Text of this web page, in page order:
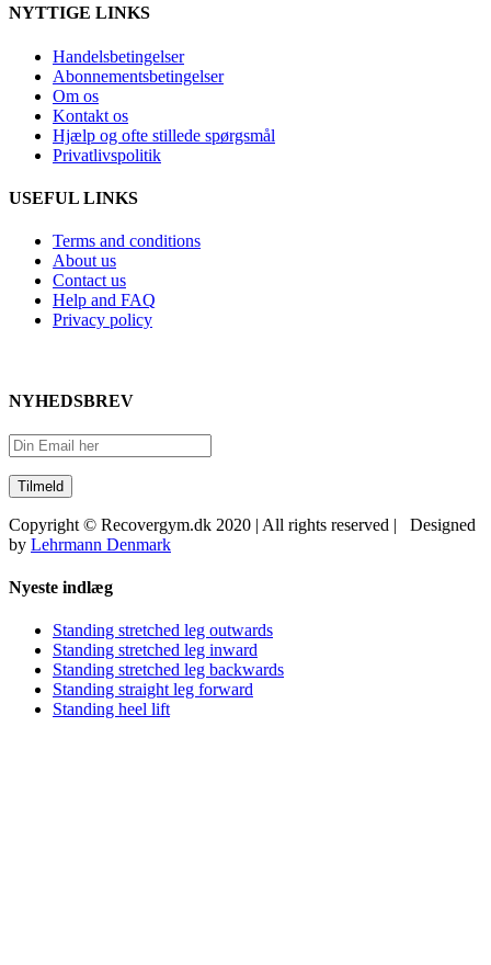
NYTTIGE LINKS
Handelsbetingelser
Abonnementsbetingelser
Om os
Kontakt os
Hjælp og ofte stillede spørgsmål
Privatlivspolitik
USEFUL LINKS
Terms and conditions
About us
Contact us
Help and FAQ
Privacy policy
NYHEDSBREV
Copyright © Recovergym.dk 2020 | All rights reserved | Designed
by Lehrmann Denmark
Close
Area
Nyeste indlæg
Standing stretched leg outwards
Standing stretched leg inward
Standing stretched leg backwards
Standing straight leg forward
Standing heel lift